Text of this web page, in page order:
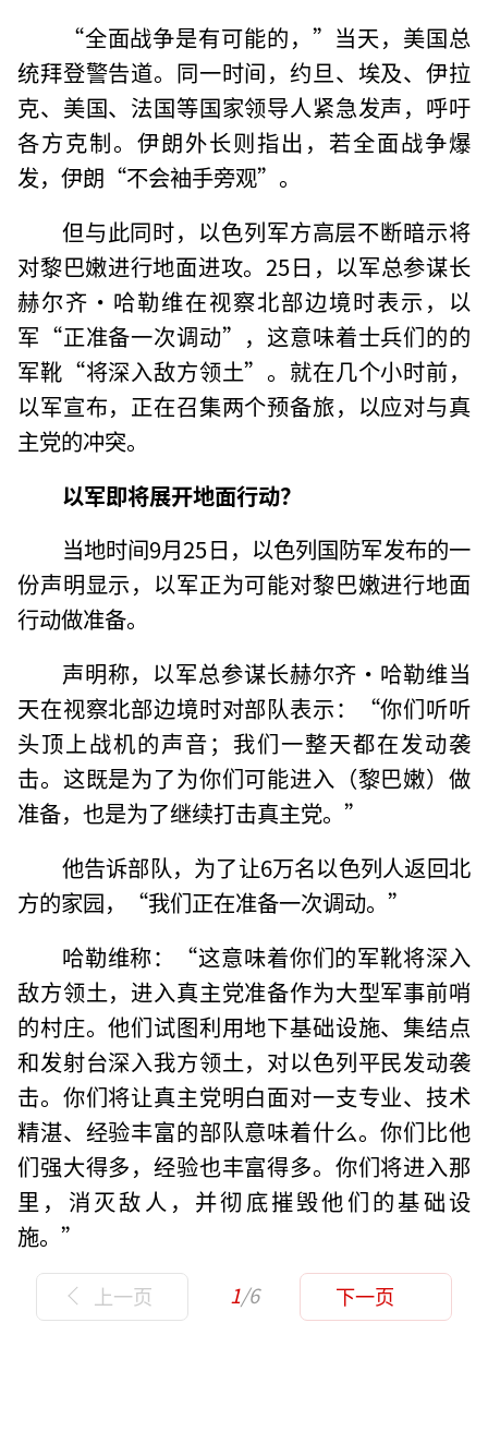
“全面战争是有可能的，”当天，美国总
统拜登警告道。同一时间，约旦、埃及、伊拉
克、美国、法国等国家领导人紧急发声，呼吁
各方克制。伊朗外长则指出，若全面战争爆
发，伊朗“不会袖手旁观”。
但与此同时，以色列军方高层不断暗示将
对黎巴嫩进行地面进攻。25日，以军总参谋长
赫尔齐·哈勒维在视察北部边境时表示，以
军“正准备一次调动”，这意味着士兵们的的
军靴“将深入敌方领土”。就在几个小时前，
以军宣布，正在召集两个预备旅，以应对与真
主党的冲突。
以军即将展开地面行动？
当地时间9月25日，以色列国防军发布的一
份声明显示，以军正为可能对黎巴嫩进行地面
行动做准备。
声明称，以军总参谋长赫尔齐·哈勒维当
天在视察北部边境时对部队表示：“你们听听
头顶上战机的声音；我们一整天都在发动袭
击。这既是为了为你们可能进入（黎巴嫩）做
准备，也是为了继续打击真主党。”
他告诉部队，为了让6万名以色列人返回北
方的家园，“我们正在准备一次调动。”
哈勒维称：“这意味着你们的军靴将深入
敌方领土，进入真主党准备作为大型军事前哨
的村庄。他们试图利用地下基础设施、集结点
和发射台深入我方领土，对以色列平民发动袭
击。你们将让真主党明白面对一支专业、技术
精湛、经验丰富的部队意味着什么。你们比他
们强大得多，经验也丰富得多。你们将进入那
里，消灭敌人，并彻底摧毁他们的基础设
施。”
上一页 1/6 下一页